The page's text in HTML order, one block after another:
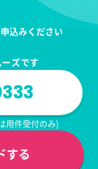
込みください
する
ズです
用件受付のみ)